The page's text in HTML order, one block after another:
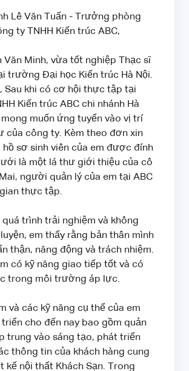
Lê Văn Tuấn - Trưởng phòng
ty TNHH Kiến trúc ABC,
Văn Minh, vừa tốt nghiệp Thạc sĩ
trường Đại học Kiến trúc Hà Nội.
Sau khi có cơ hội thực tập tại
Kiến trúc ABC chi nhánh Hà
mong muốn ứng tuyển vào vị trí
của công ty. Kèm theo đơn xin
hồ sơ sinh viên của em được đính
là một lá thư giới thiệu của cô
người quản lý của em tại ABC
thực tập.
trình trải nghiệm và không
em thấy rằng bản thân mình
thận, năng động và trách nhiệm.
có kỹ năng giao tiếp tốt và có
trong môi trường áp lực.
và các kỹ năng cụ thể của em
cho đến nay bao gồm quản
trung vào sáng tạo, phát triển
thông tin của khách hàng cung
kế nội thất Khách Sạn. Trong